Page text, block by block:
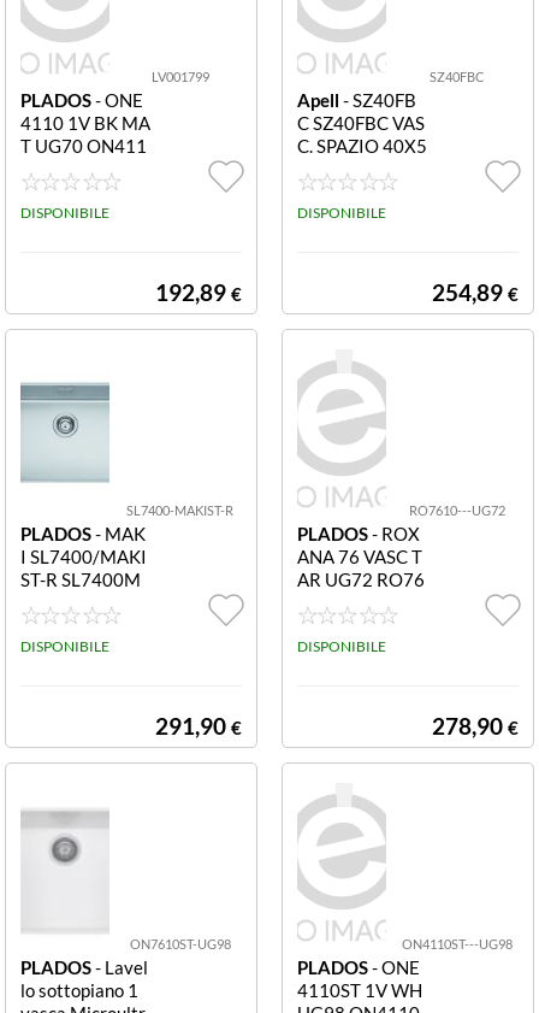
802 mm (1)
860 mm(1)
LV001799
PLADOS- ONE
4110 1V BK MA
T UG70 ON411
0
DISPONIBILE
192,89 €
SZ40FBC
Apell - SZ40FB
C SZ40FBC VAS
C. SPAZIO 40X5
1
DISPONIBILE
254,89 €
SL7400-MAKIST-R
PLADOS- MAK
I SL7400/MAKI
ST-R SL7400M
AKIST-R MAKI
SL7400/MAKI S
T-R
DISPONIBILE
291,90 €
RO7610---UG72
PLADOS- ROX
ANA 76 VASC T
AR UG72 RO76
10 RO7610 - U
G72 ROXANA 7
6 VASC TAR UG
DISPONIBILE
278,90 €
ON7610ST-UG98
PLADOS- Lavel
lo sottopiano 1
ON4110ST---UG98
PLADOS- ONE
4110ST 1V WH